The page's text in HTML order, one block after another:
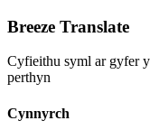
Breeze Translate
Cyfieithu syml ar gyfer
perthyn
Cynnyrch